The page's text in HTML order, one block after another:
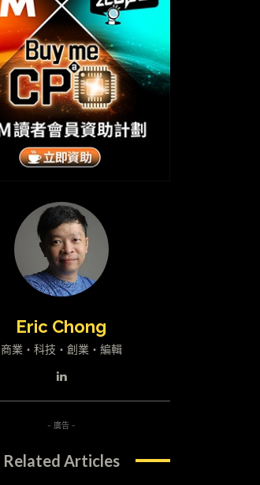
Eric Chong
商業・科技・創業・編輯
- 廣告 -
Related Articles